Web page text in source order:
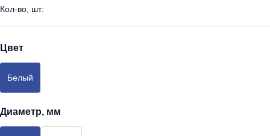
Кол-во, шт:
Цвет
Белый
Диаметр, мм